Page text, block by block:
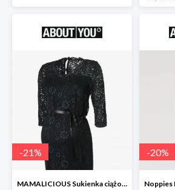
-21%
MAMALICIOUS Sukienka ciążowa -21%
-20%